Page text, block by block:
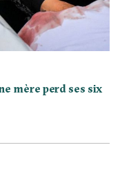
mère perd ses six